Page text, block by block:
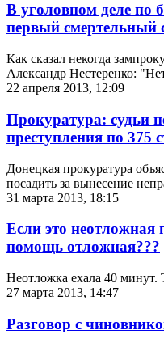
В уголовном деле по
первый смертельный
Как сказал некогда
Александр Нестеренко:
22 апреля 2013, 12:09
Прокуратура: судьи
преступления по
Донецкая прокуратура
посадить за вынесение
31 марта 2013, 18:15
Если это неотложная
помощь отложная???
Неотложка ехала 40 минут.
27 марта 2013, 14:47
Разговор с